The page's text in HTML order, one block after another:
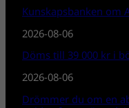
Kunskapsbanken om
2026-08-06
Döms till 39 000 kr i
2026-08-06
Drömmer du om en